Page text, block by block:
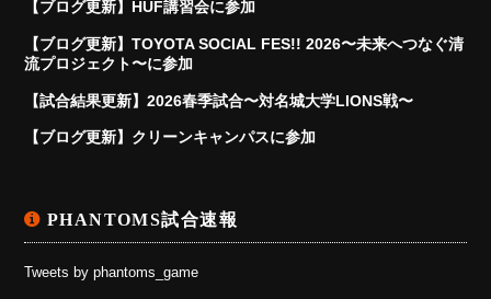
【ブログ更新】HUF講習会に参加
【ブログ更新】TOYOTA SOCIAL FES!! 2026〜未来へつなぐ清
流プロジェクト〜に参加
【試合結果更新】2026春季試合〜対名城大学LIONS戦〜
【ブログ更新】クリーンキャンパスに参加
PHANTOMS試合速報
Tweets by phantoms_game